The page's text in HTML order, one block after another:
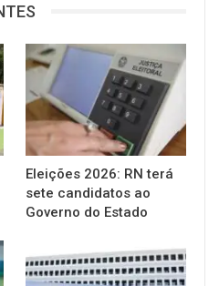
Eleições 2026: RN terá
sete candidatos ao
Governo do Estado